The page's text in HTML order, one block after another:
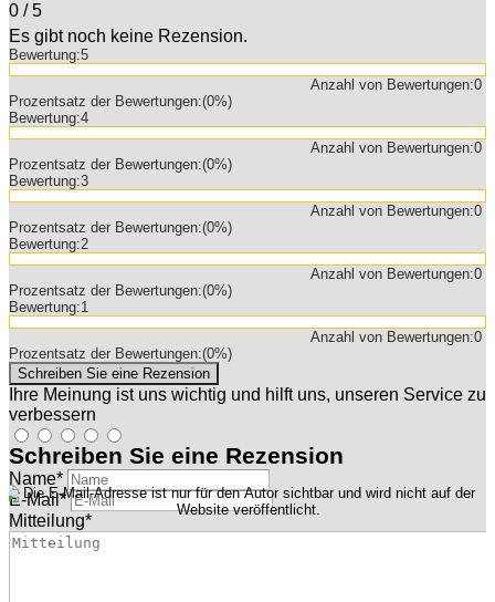
0 /5
Es gibt noch keine Rezension.
Bewertung:5
Anzahl von Bewertungen:0
Prozentsatz der Bewertungen:(0%)
Bewertung:4
Anzahl von Bewertungen:0
Prozentsatz der Bewertungen:(0%)
Bewertung:3
Anzahl von Bewertungen:0
Prozentsatz der Bewertungen:(0%)
Bewertung:2
Anzahl von Bewertungen:0
Prozentsatz der Bewertungen:(0%)
Bewertung:1
Anzahl von Bewertungen:0
Prozentsatz der Bewertungen:(0%)
Ihre Meinung ist uns wichtig und hilft uns, unseren Service zu
verbessern
Schreiben Sie eine Rezension
Name*
E-Mail*
Mitteilung*